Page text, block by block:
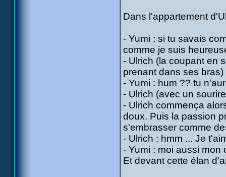
Dans l'appartement
- Yumi : si tu savais
comme je suis
- Ulrich (la coupant en
prenant dans ses
- Yumi : hum ?? tu
- Ulrich (avec un
- Ulrich commença
doux. Puis la passion
s'embrasser comme
- Ulrich : hmm ... Je
- Yumi : moi aussi mon
Et devant cette élan